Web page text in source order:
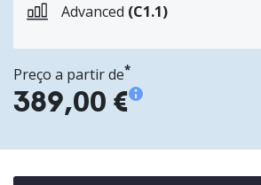
Advanced (C1.1)
Preço a partir de*
389,00 €